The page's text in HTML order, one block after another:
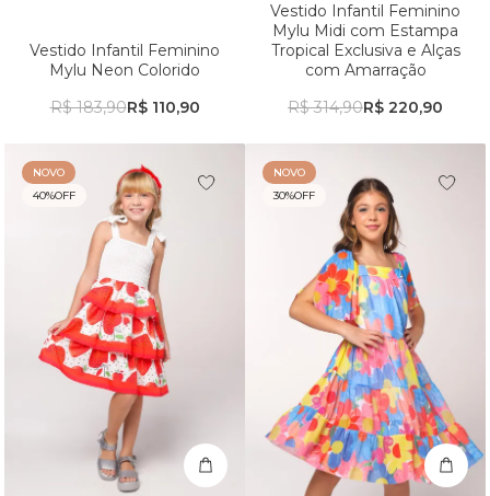
Vestido Infantil Feminino
Mylu Neon Colorido
R$ 183,90R$ 110,90
Vestido Infantil Feminino
Mylu Midi com Estampa
Tropical Exclusiva e Alças
com Amarração
R$ 314,90R$ 220,90
40%OFF
NOVO
30%OFF
NOVO